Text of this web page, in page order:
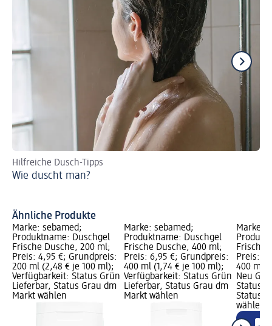
Hilfreiche Dusch-Tipps
Wie duscht man?
Ähnliche Produkte
Marke: sebamed;
Produktname: Duschgel
Frische Dusche, 200 ml;
Preis: 4,95 €; Grundpreis:
200 ml (2,48 € je 100 ml);
Verfügbarkeit: Status Grün
Lieferbar, Status Grau dm
Markt wählen
Marke: sebamed;
Produktname: Duschgel
Frische Dusche, 400 ml;
Preis: 6,95 €; Grundpreis:
400 ml (1,74 € je 100 ml);
Verfügbarkeit: Status Grün
Lieferbar, Status Grau dm
Markt wählen
Marke:
Frische
Preis:
400 ml
Neu
Status
Status
wählen